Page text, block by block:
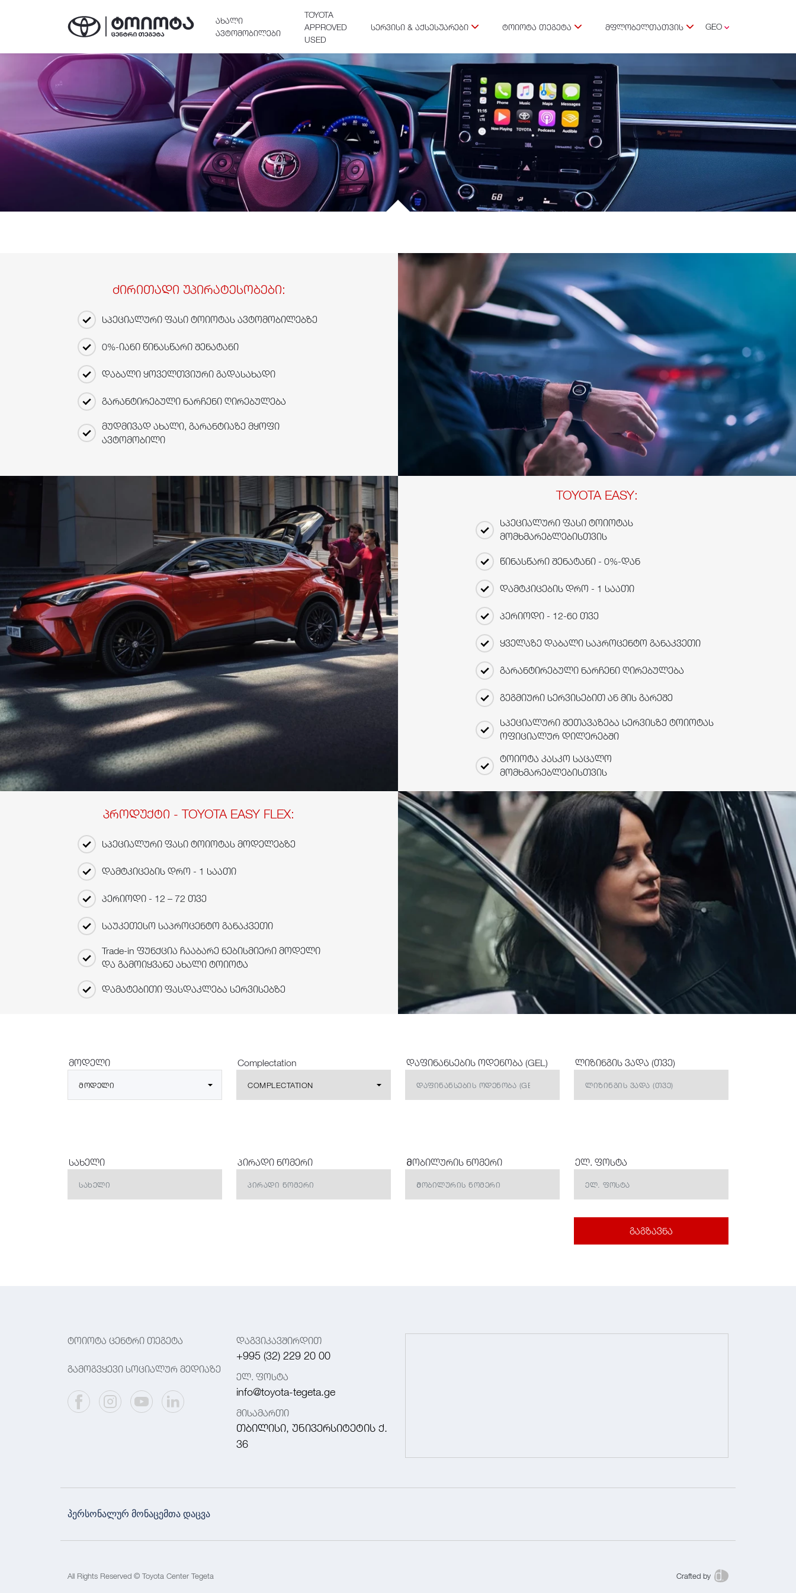
ᲐᲮᲐᲚᲘ
ᲐᲕᲢᲝᲛᲝᲑᲘᲚᲔᲑᲘ
TOYOTA
APPROVED
USED
ᲡᲔᲠᲕᲘᲡᲘ & ᲐᲥᲡᲔᲡᲣᲐᲠᲔᲑᲘ ᲢᲝᲘᲝᲢᲐ ᲗᲔᲒᲔᲢᲐ ᲛᲤᲚᲝᲑᲔᲚᲗᲐᲗᲕᲘᲡ
GEO
ძირითადი უპირატესობები:
სპეციალური ფასი ტოიოტას ავტომობილებზე
0%-იანი წინასწარი შენატანი
დაბალი ყოველთვიური გადასახადი
გარანტირებული ნარჩენი ღირებულება
მუდმივად ახალი, გარანტიაზე მყოფი
ავტომობილი
TOYOTA EASY:
სპეციალური ფასი ტოიოტას
მომხმარებლებისთვის
წინასწარი შენატანი - 0%-დან
დამტკიცების დრო - 1 საათი
პერიოდი - 12-60 თვე
ყველაზე დაბალი საპროცენტო განაკვეთი
გარანტირებული ნარჩენი ღირებულება
გეგმიური სერვისებით ან მის გარეშე
სპეციალური შეთავაზება სერვისზე ტოიოტას
ოფიციალურ დილერებში
ტოიოტა კასკო საცალო
მომხმარებლებისთვის
პროდუქტი - TOYOTA EASY FLEX:
სპეციალური ფასი ტოიოტას მოდელებზე
დამტკიცების დრო - 1 საათი
პერიოდი - 12 – 72 თვე
საუკეთესო საპროცენტო განაკვეთი
Trade-in ფუნქცია ჩააბარე ნებისმიერი მოდელი
და გამოიყვანე ახალი ტოიოტა
დამატებითი ფასდაკლება სერვისებზე
მოდელი
ᲛᲝᲓᲔᲚᲘ
Complectation
COMPLECTATION
დაფინანსების ოდენობა (GEL) ლიზინგის ვადა (თვე)
სახელი პირადი ნომერი Მობილურის ნომერი ელ. ფოსტა
გაგზავნა
ტოიოტა ცენტრი თეგეტა
გამოგვყევი სოციალურ მედიაზე
დაგვიკავშირდით
+995 (32) 229 20 00
ელ. ფოსტა
info@toyota-tegeta.ge
მისამართი
თბილისი, უნივერსიტეტის ქ.
36
პერსონალურ მონაცემთა დაცვა
All Rights Reserved © Toyota Center Tegeta Crafted by